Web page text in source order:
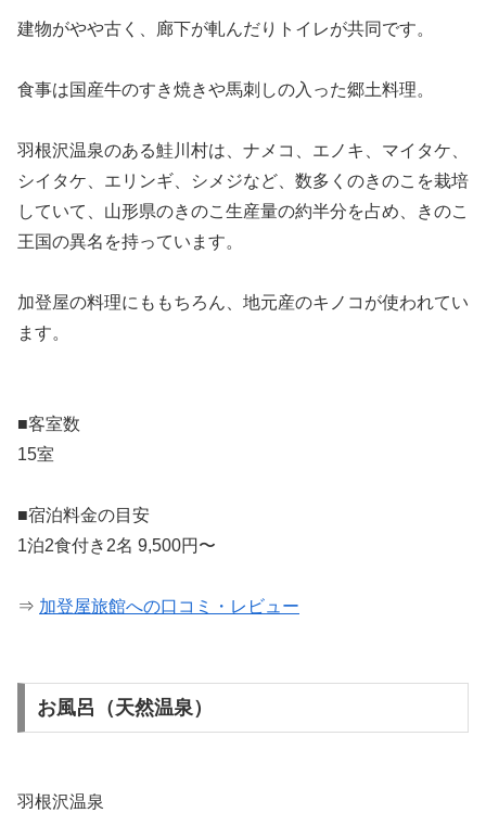
建物がやや古く、廊下が軋んだりトイレが共同です。
食事は国産牛のすき焼きや馬刺しの入った郷土料理。
羽根沢温泉のある鮭川村は、ナメコ、エノキ、マイタケ、
シイタケ、エリンギ、シメジなど、数多くのきのこを栽培
していて、山形県のきのこ生産量の約半分を占め、きのこ
王国の異名を持っています。
加登屋の料理にももちろん、地元産のキノコが使われてい
ます。
■客室数
15室
■宿泊料金の目安
1泊2食付き2名 9,500円〜
⇒ 加登屋旅館への口コミ・レビュー
お風呂（天然温泉）
羽根沢温泉